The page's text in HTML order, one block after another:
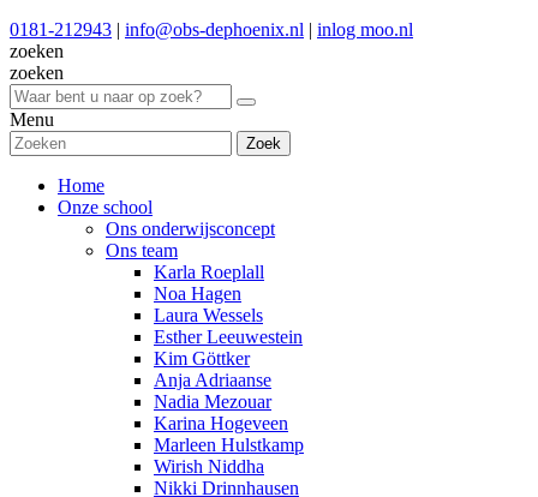
0181-212943 | info@obs-dephoenix.nl | inlog moo.nl
zoeken
zoeken
Menu
Zoek
Home
Onze school
Ons onderwijsconcept
Ons team
Karla Roeplall
Noa Hagen
Laura Wessels
Esther Leeuwestein
Kim Göttker
Anja Adriaanse
Nadia Mezouar
Karina Hogeveen
Marleen Hulstkamp
Wirish Niddha
Nikki Drinnhausen